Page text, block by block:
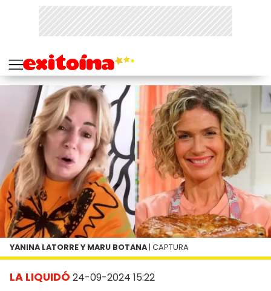
LA LIQUIDÓ 24-09-2024 15:22
YANINA LATORRE Y MARU BOTANA | CAPTURA